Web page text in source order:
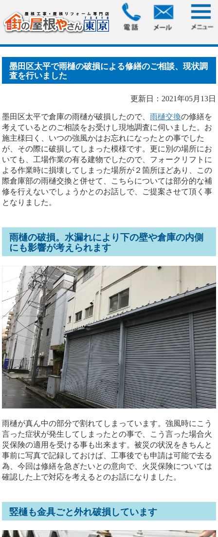
> 墨田区太平で雨樋の破損による修繕のご相
談、現状調査を行いまし.....
墨田区太平で雨樋の破損による修繕のご相談、現状調
査を行いました
更新日：2021年05月13日
墨田区太平で倉庫の雨樋が破損したので、雨樋交換の修繕を
考えているとのご相談をお受けし現地調査に伺いました。お
施主様曰く、いつの強風かはお忘れになったとの事でした
が、その際に破損してしまった模様です。更に別の場所にお
いても、工場作業の有る建物でしたので、フォークリフトに
よる作業時に損壊してしまった場所が２箇所ほどあり、この
際倉庫部の雨樋交換と併せて、こちらについては部分的な補
修を行えないでしょうかとのお話しで、ご提案させて頂く事
となりました。
雨樋の破損。水漏れにより下の壁や倉庫の内側
にも影響が考えられます
雨樋が真ん中の部分で割れてしまっています。強風時にこう
言った症状が発生してしまったとの事で、こう言った場合火
災保険の適用を受ける事も出来ます。被災の状況をきちんと
事前に写真で記録しておけば、工事後でも申請は可能で去る
為、今回は修繕を急ぎたいとの意向で、火災保険については
確認した上で対応を考えるとのお話になりました。
竪樋も金具ごと外れ破損しています